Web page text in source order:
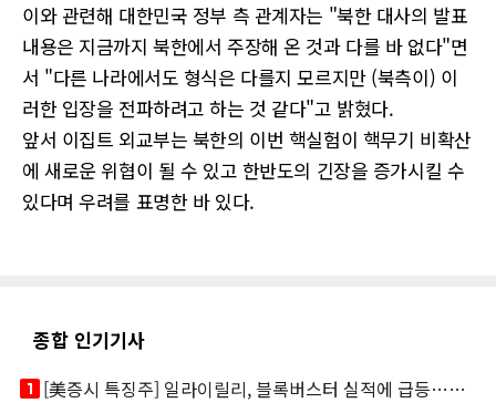
이와 관련해 대한민국 정부 측 관계자는 "북한 대사의 발표
내용은 지금까지 북한에서 주장해 온 것과 다를 바 없다"면
서 "다른 나라에서도 형식은 다를지 모르지만 (북측이) 이
러한 입장을 전파하려고 하는 것 같다"고 밝혔다.
앞서 이집트 외교부는 북한의 이번 핵실험이 핵무기 비확산
에 새로운 위협이 될 수 있고 한반도의 긴장을 증가시킬 수
있다며 우려를 표명한 바 있다.
종합 인기기사
looks_one
[美증시 특징주] 일라이릴리, 블록버스터 실적에 급등…마운자로 매출 폭발